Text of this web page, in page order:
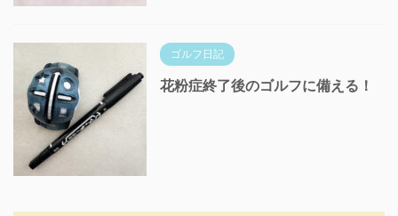
ゴルフ日記
花粉症終了後のゴルフに備える！